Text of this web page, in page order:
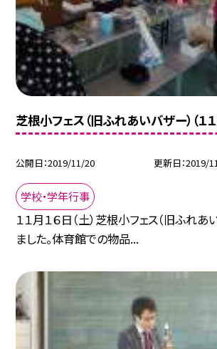
芝根小フェス（旧ふれあいバザー）（１１
公開日 2019/11/20 更新日 2019/
学校・学年行事
１１月１６日（土）芝根小フェス（旧ふれ
ました。体育館での物品...